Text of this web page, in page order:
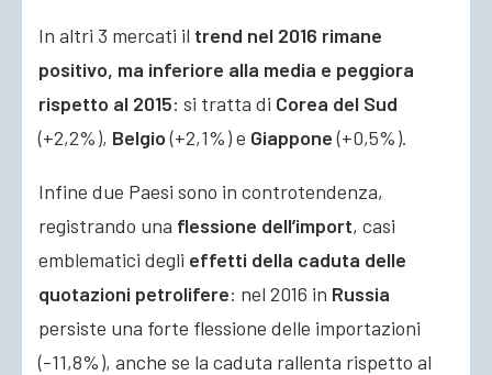
In altri 3 mercati il trend nel 2016 rimane
positivo, ma inferiore alla media e peggiora
rispetto al 2015: si tratta di Corea del Sud
(+2,2%), Belgio(+2,1%) e Giappone(+0,5%).
Infine due Paesi sono in controtendenza,
registrando una flessione dell’import, casi
emblematici degli effetti della caduta delle
quotazioni petrolifere: nel 2016 in Russia
persiste una forte flessione delle importazioni
(-11,8%), anche se la caduta rallenta rispetto al